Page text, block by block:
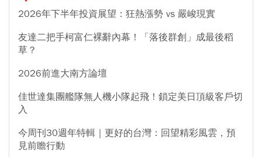
2026年下半年投資展望：狂熱漲勢 vs 嚴峻現實
友達二把手柯富仁裸辭內幕！「落後群創」成最後稻
草？
2026前進大南方論壇
佳世達集團艦隊無人機小隊起飛！鎖定美日頂級客戶切
入
今周刊30週年特輯｜更好的台灣：回望精彩風雲，預
見前瞻行動